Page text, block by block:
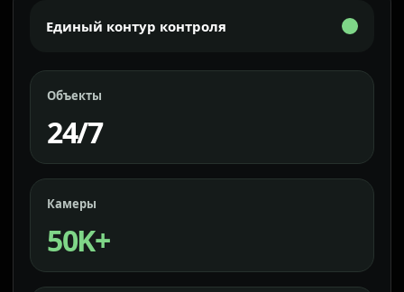
Единый контур контроля
Объекты
24/7
Камеры
50K+